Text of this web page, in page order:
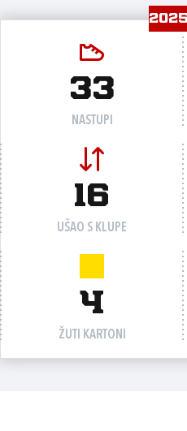
33
NASTUPI
16
UŠAO S KLUPE
4
ŽUTI KARTONI